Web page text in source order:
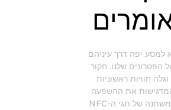
למסע יפה דרך עיניהם
הפטרונים שלנו. חקור
וגלה חוויות ראשוניות
את ההשפעה
המשתנה של תגי ה-NFC